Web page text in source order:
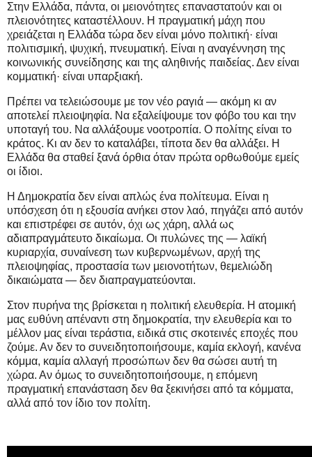
Στην Ελλάδα, πάντα, οι μειονότητες επαναστατούν και οι
πλειονότητες καταστέλλουν. Η πραγματική μάχη που
χρειάζεται η Ελλάδα τώρα δεν είναι μόνο πολιτική· είναι
πολιτισμική, ψυχική, πνευματική. Είναι η αναγέννηση της
κοινωνικής συνείδησης και της αληθινής παιδείας. Δεν είναι
κομματική· είναι υπαρξιακή.
Πρέπει να τελειώσουμε με τον νέο ραγιά — ακόμη κι αν
αποτελεί πλειοψηφία. Να εξαλείψουμε τον φόβο του και την
υποταγή του. Να αλλάξουμε νοοτροπία. Ο πολίτης είναι το
κράτος. Κι αν δεν το καταλάβει, τίποτα δεν θα αλλάξει. Η
Ελλάδα θα σταθεί ξανά όρθια όταν πρώτα ορθωθούμε εμείς
οι ίδιοι.
Η Δημοκρατία δεν είναι απλώς ένα πολίτευμα. Είναι η
υπόσχεση ότι η εξουσία ανήκει στον λαό, πηγάζει από αυτόν
και επιστρέφει σε αυτόν, όχι ως χάρη, αλλά ως
αδιαπραγμάτευτο δικαίωμα. Οι πυλώνες της — λαϊκή
κυριαρχία, συναίνεση των κυβερνωμένων, αρχή της
πλειοψηφίας, προστασία των μειονοτήτων, θεμελιώδη
δικαιώματα — δεν διαπραγματεύονται.
Στον πυρήνα της βρίσκεται η πολιτική ελευθερία. Η ατομική
μας ευθύνη απέναντι στη δημοκρατία, την ελευθερία και το
μέλλον μας είναι τεράστια, ειδικά στις σκοτεινές εποχές που
ζούμε. Αν δεν το συνειδητοποιήσουμε, καμία εκλογή, κανένα
κόμμα, καμία αλλαγή προσώπων δεν θα σώσει αυτή τη
χώρα. Αν όμως το συνειδητοποιήσουμε, η επόμενη
πραγματική επανάσταση δεν θα ξεκινήσει από τα κόμματα,
αλλά από τον ίδιο τον πολίτη.